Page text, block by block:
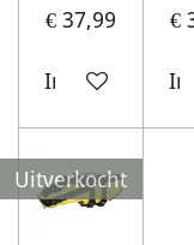
€ 37,99
In winkelwagen
€
In
Uitverkocht